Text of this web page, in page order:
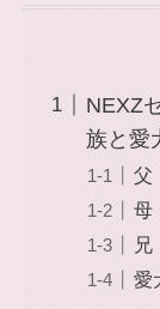
NEXZ
族と愛
父
母
兄
愛